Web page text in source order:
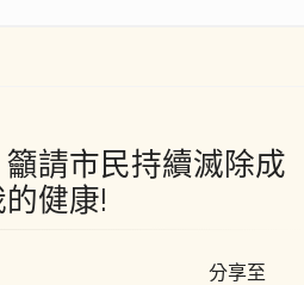
請市民持續滅除成
健康!
分享至